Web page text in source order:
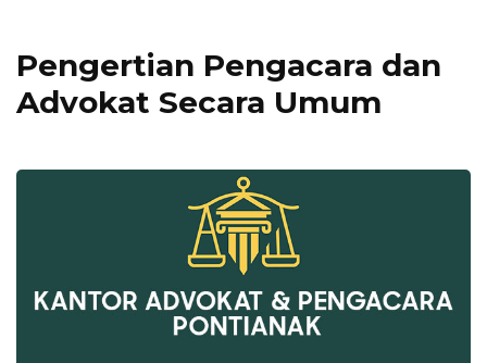
Pengertian Pengacara dan
Advokat Secara Umum